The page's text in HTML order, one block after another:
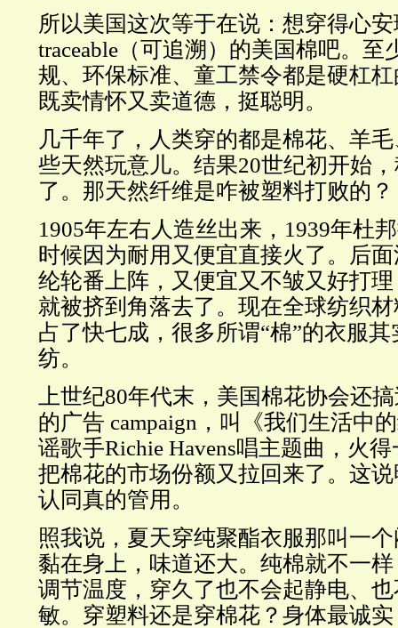
所以美国这次等于在说：想穿得心
traceable（可追溯）的美国棉吧。至
规、环保标准、童工禁令都是硬杠
既卖情怀又卖道德，挺聪明。
几千年了，人类穿的都是棉花、羊
些天然玩意儿。结果20世纪初开始
了。那天然纤维是咋被塑料打败的？
1905年左右人造丝出来，1939年杜
时候因为耐用又便宜直接火了。后
纶轮番上阵，又便宜又不皱又好打
就被挤到角落去了。现在全球纺织
占了快七成，很多所谓“棉”的衣服
纺。
上世纪80年代末，美国棉花协会还
的广告 campaign，叫《我们生活中
谣歌手Richie Havens唱主题曲，火
把棉花的市场份额又拉回来了。这
认同真的管用。
照我说，夏天穿纯聚酯衣服那叫一
黏在身上，味道还大。纯棉就不一
调节温度，穿久了也不会起静电、
敏。穿塑料还是穿棉花？身体最诚